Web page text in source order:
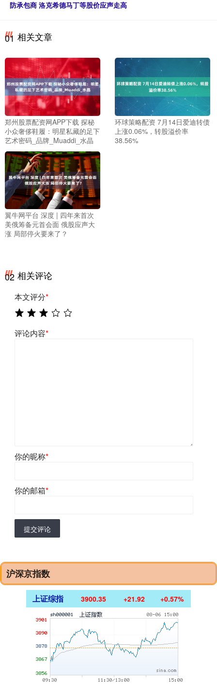
防承包商 洛克希德马丁等股价应声走高
01 相关文章
郑州股票配资网APP下载 探秘
小众奢侈鞋履：明星私藏的足下
艺术密码_品牌_Muaddi_水晶
环球策略配资 7月14日爱迪转债
上涨0.06%，转股溢价率
38.56%
翼牛网平台 深度 | 四年来首次
美俄筹备元首会面 俄股应声大
涨 局部停火要来了？
02 相关评论
本文评分*
评论内容*
你的昵称*
你的邮箱*
提交评论
沪深京指数
上证综指 3900.35 +21.92 +0.57%